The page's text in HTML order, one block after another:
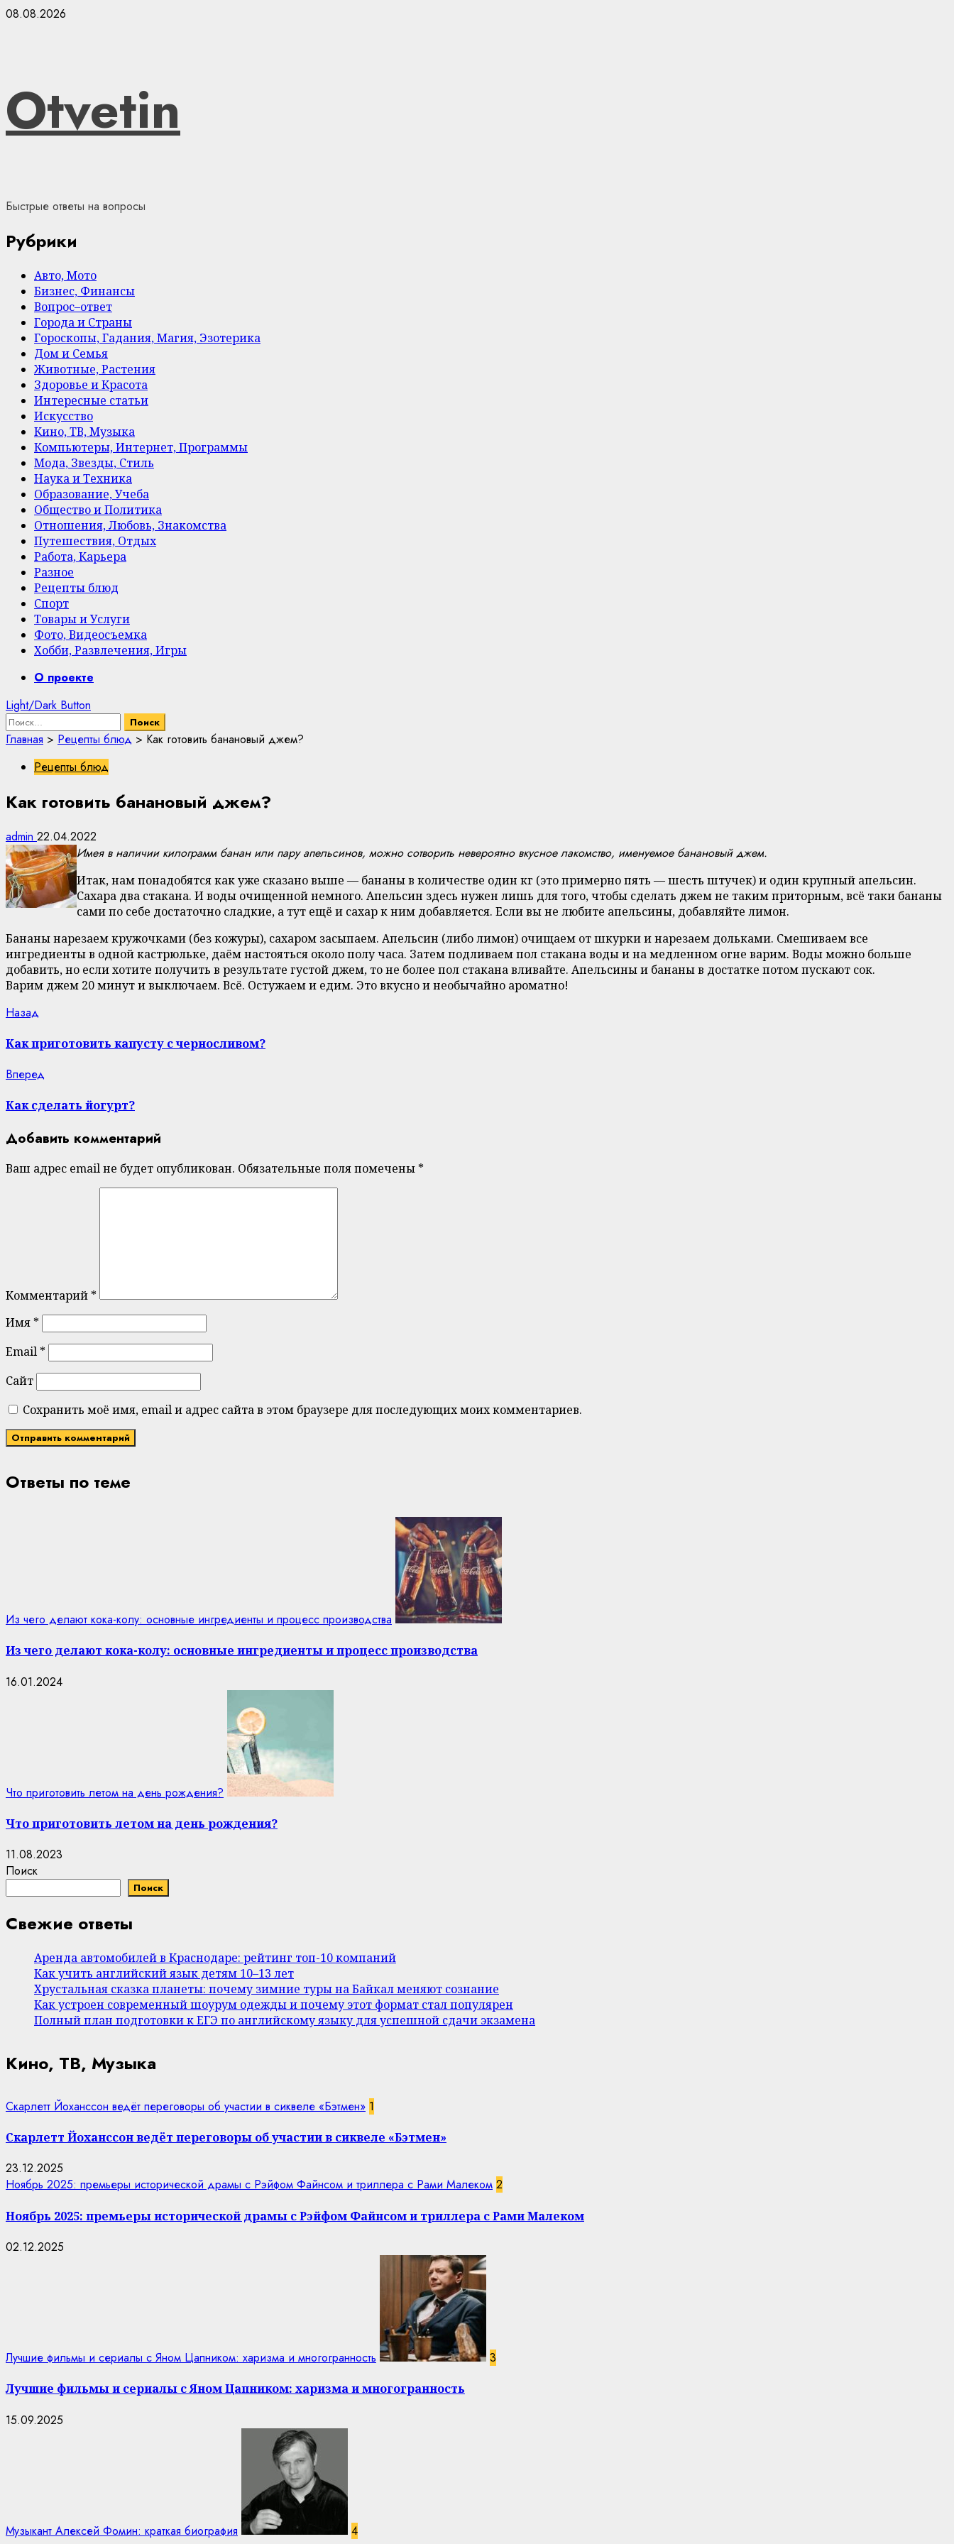
Skip
08.08.2026
Otvetin
Быстрые ответы на вопросы
Рубрики
Авто, Мото
Бизнес, Финансы
Вопрос–ответ
Города и Страны
Гороскопы, Гадания, Магия, Эзотерика
Дом и Семья
Животные, Растения
Здоровье и Красота
Интересные статьи
Искусство
Кино, ТВ, Музыка
Компьютеры, Интернет, Программы
Мода, Звезды, Стиль
Наука и Техника
Образование, Учеба
Общество и Политика
Отношения, Любовь, Знакомства
Путешествия, Отдых
Работа, Карьера
Разное
Рецепты блюд
Спорт
Товары и Услуги
Фото, Видеосъемка
Хобби, Развлечения, Игры
PrimaryО проекте
Light/Dark Button
Найти:
Главная > Рецепты блюд > Как готовить банановый джем?
Рецепты блюд
Как готовить банановый джем?
admin 22.04.2022
Имея в наличии килограмм банан или пару апельсинов, можно сотворить невероятно вкусное лакомство, именуемое банановый джем.
Итак, нам понадобятся как уже сказано выше — бананы в количестве один кг (это примерно пять — шесть штучек) и один крупный апельсин.
Сахара два стакана. И воды очищенной немного. Апельсин здесь нужен лишь для того, чтобы сделать джем не таким приторным, всё таки бананы
сами по себе достаточно сладкие, а тут ещё и сахар к ним добавляется. Если вы не любите апельсины, добавляйте лимон.
Бананы нарезаем кружочками (без кожуры), сахаром засыпаем. Апельсин (либо лимон) очищаем от шкурки и нарезаем дольками. Смешиваем все
ингредиенты в одной кастрюльке, даём настояться около полу часа. Затем подливаем пол стакана воды и на медленном огне варим. Воды можно больше
добавить, но если хотите получить в результате густой джем, то не более пол стакана вливайте. Апельсины и бананы в достатке потом пускают сок.
Варим джем 20 минут и выключаем. Всё. Остужаем и едим. Это вкусно и необычайно ароматно!
Continue
Reading
Назад
Как приготовить капусту с черносливом?
Вперед
Как сделать йогурт?
Добавить комментарий
Ваш адрес email не будет опубликован. Обязательные поля помечены *
Комментарий *
Имя *
Email *
Сайт
Сохранить моё имя, email и адрес сайта в этом браузере для последующих моих комментариев.
Ответы по теме
Из чего делают кока-колу: основные ингредиенты и процесс производства
Из чего делают кока-колу: основные ингредиенты и процесс производства
16.01.2024
Что приготовить летом на день рождения?
Что приготовить летом на день рождения?
11.08.2023
Поиск
Поиск
Свежие ответы
Аренда автомобилей в Краснодаре: рейтинг топ-10 компаний
Как учить английский язык детям 10–13 лет
Хрустальная сказка планеты: почему зимние туры на Байкал меняют сознание
Как устроен современный шоурум одежды и почему этот формат стал популярен
Полный план подготовки к ЕГЭ по английскому языку для успешной сдачи экзамена
Кино, ТВ, Музыка
Скарлетт Йоханссон ведёт переговоры об участии в сиквеле «Бэтмен» 1
Скарлетт Йоханссон ведёт переговоры об участии в сиквеле «Бэтмен»
23.12.2025
Ноябрь 2025: премьеры исторической драмы с Рэйфом Файнсом и триллера с Рами Малеком 2
Ноябрь 2025: премьеры исторической драмы с Рэйфом Файнсом и триллера с Рами Малеком
02.12.2025
Лучшие фильмы и сериалы с Яном Цапником: харизма и многогранность 3
Лучшие фильмы и сериалы с Яном Цапником: харизма и многогранность
15.09.2025
Музыкант Алексей Фомин: краткая биография 4